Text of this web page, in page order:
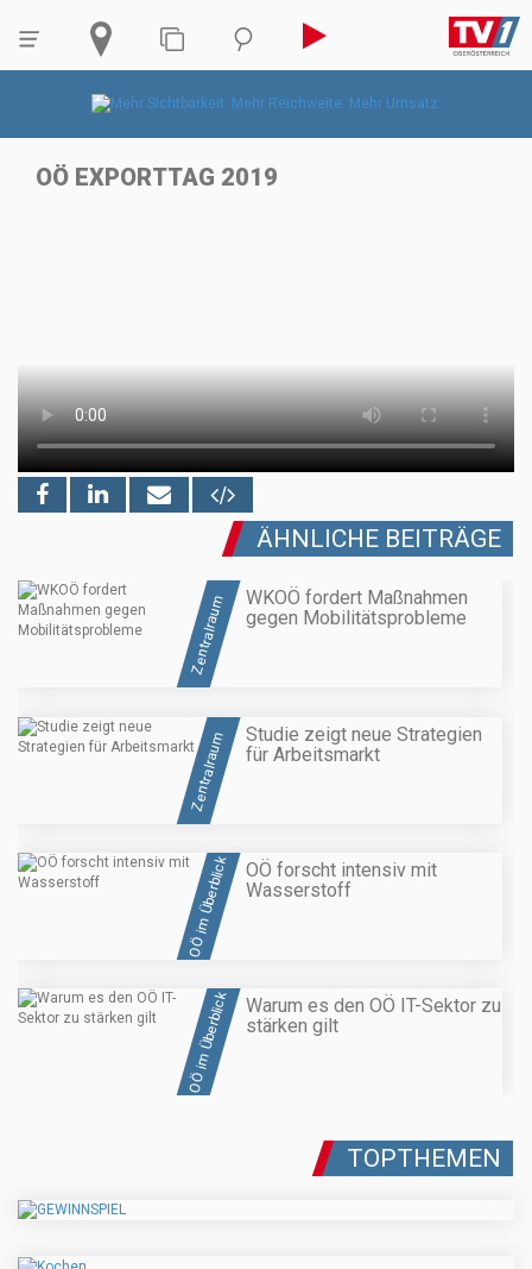
OÖ EXPORTTAG 2019
ÄHNLICHE BEITRÄGE
Zentralraum
WKOÖ fordert Maßnahmen
gegen Mobilitätsprobleme
Zentralraum
Studie zeigt neue Strategien
für Arbeitsmarkt
OÖ im Überblick
OÖ forscht intensiv mit
Wasserstoff
OÖ im Überblick
Warum es den OÖ IT-Sektor zu
stärken gilt
TOPTHEMEN